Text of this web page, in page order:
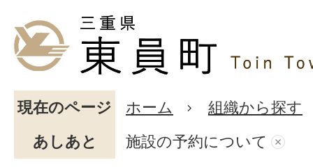
現在のページ ホーム
組織から探す
あしあと
施設の予約について